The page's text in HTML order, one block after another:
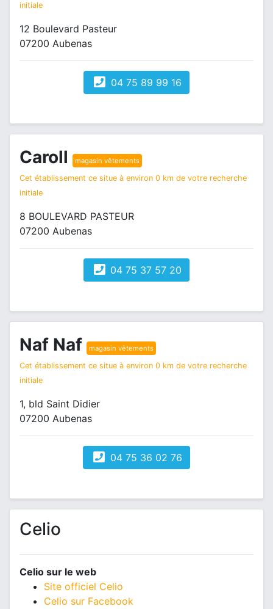
initiale
12 Boulevard Pasteur
07200 Aubenas
04 75 89 99 16
Caroll magasin vêtements
Cet établissement ce situe à environ 0 km de votre recherche
initiale
8 BOULEVARD PASTEUR
07200 Aubenas
04 75 37 57 20
Naf Naf magasin vêtements
Cet établissement ce situe à environ 0 km de votre recherche
initiale
1, bld Saint Didier
07200 Aubenas
04 75 36 02 76
Celio
Celio sur le web
Site officiel Celio
Celio sur Facebook